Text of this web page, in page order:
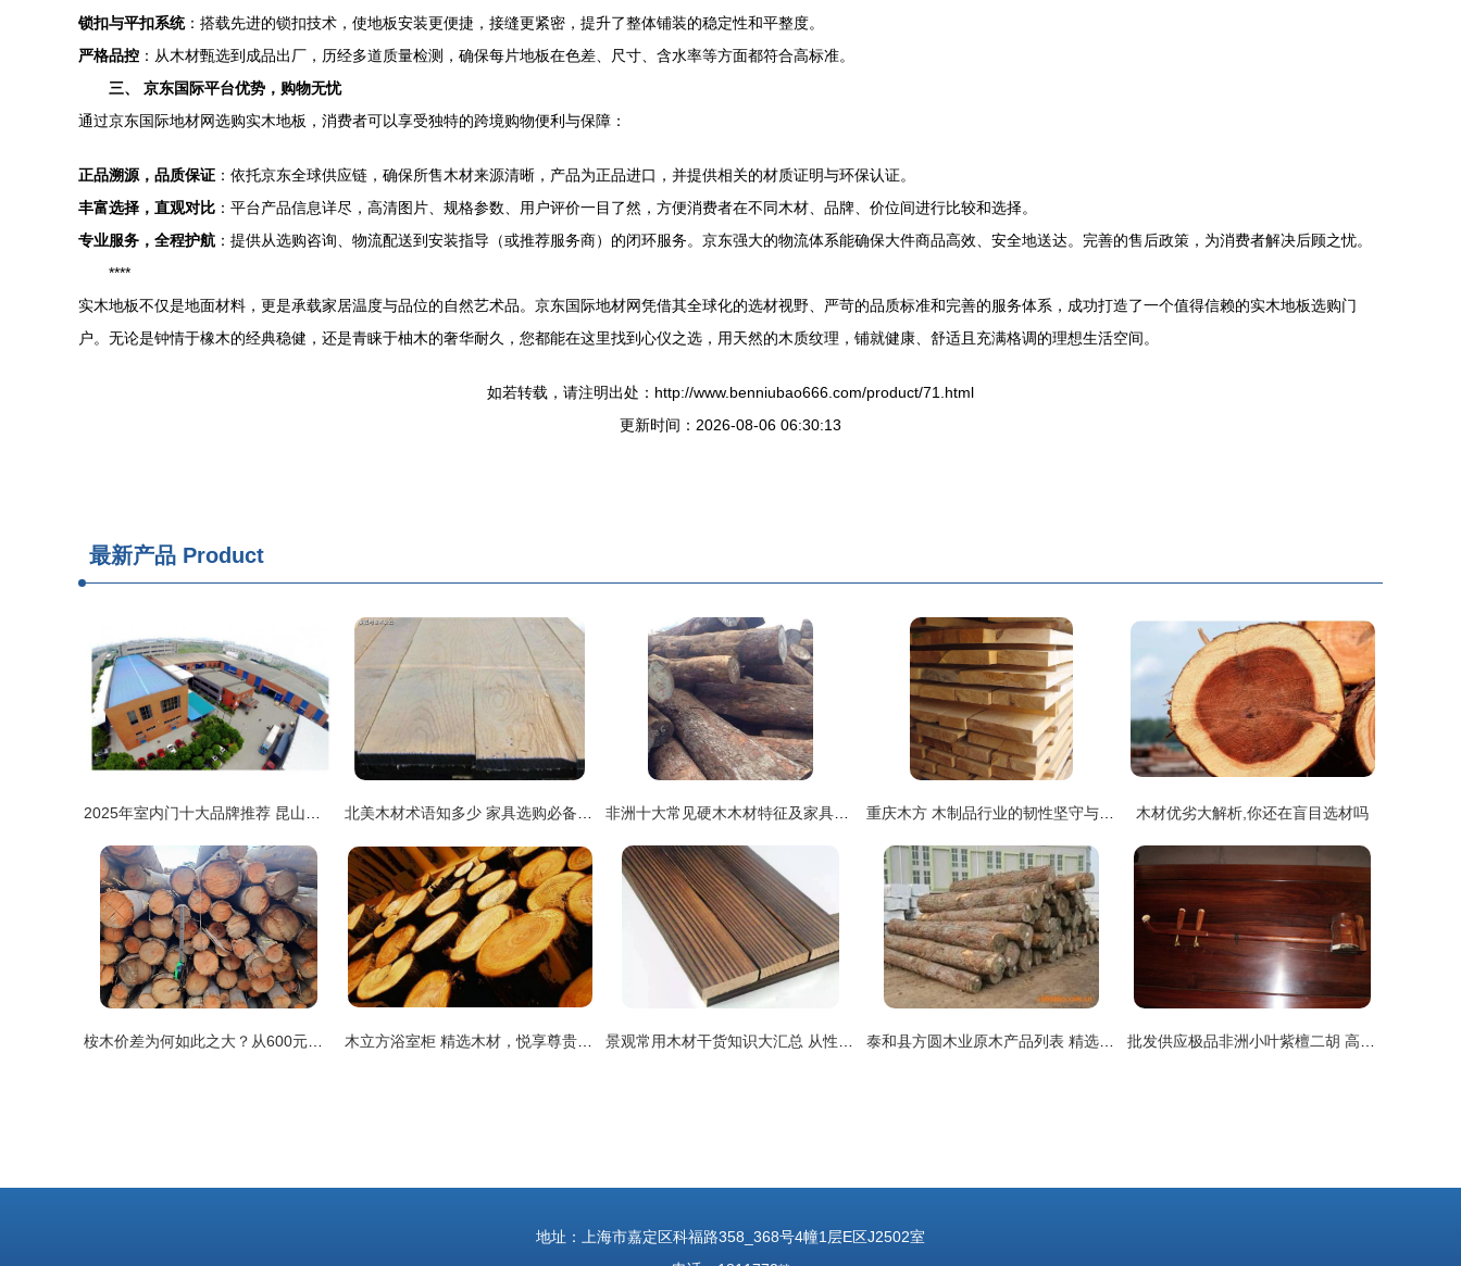
锁扣与平扣系统：搭载先进的锁扣技术，使地板安装更便捷，接缝更紧密，提升了整体铺装的稳定性和平整度。
严格品控 ：从木材甄选到成品出厂，历经多道质量检测，确保每片地板在色差、尺寸、含水率等方面都符合高标准。
三、 京东国际平台优势，购物无忧
通过京东国际地材网选购实木地板，消费者可以享受独特的跨境购物便利与保障：
正品溯源，品质保证 ：依托京东全球供应链，确保所售木材来源清晰，产品为正品进口，并提供相关的材质证明与环保认证。
丰富选择，直观对比 ：平台产品信息详尽，高清图片、规格参数、用户评价一目了然，方便消费者在不同木材、品牌、价位间进行比较和选择。
专业服务，全程护航 ：提供从选购咨询、物流配送到安装指导（或推荐服务商）的闭环服务。京东强大的物流体系能确保大件商品高效、安全地送达。完善的售后政策，为消费者解决后顾之忧。
****
实木地板不仅是地面材料，更是承载家居温度与品位的自然艺术品。京东国际地材网凭借其全球化的选材视野、严苛的品质标准和完善的服务体系，成功打造了一个值得信赖的实木地板选购门
户。无论是钟情于橡木的经典稳健，还是青睐于柚木的奢华耐久，您都能在这里找到心仪之选，用天然的木质纹理，铺就健康、舒适且充满格调的理想生活空间。
如若转载，请注明出处：http://www.benniubao666.com/product/71.html
更新时间：2026-08-06 06:30:13
最新产品 Product
木材优劣大解析,你还在盲目选材吗
地址：上海市嘉定区科福路358_368号4幢1层E区J2502室